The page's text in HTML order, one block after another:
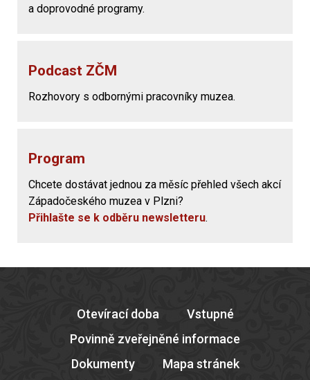
a doprovodné programy.
Podcast ZČM
Rozhovory s odbornými pracovníky muzea.
Program
Chcete dostávat jednou za měsíc přehled všech akcí
Západočeského muzea v Plzni?
Přihlašte se k odběru newsletteru.
Otevírací doba
Vstupné
Povinně zveřejněné informace
Dokumenty
Mapa stránek